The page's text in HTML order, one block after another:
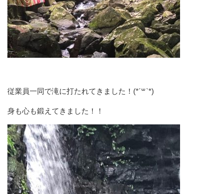
従業員一同で滝に打たれてきました！(*´꒳`*)
身も心も鍛えてきました！！